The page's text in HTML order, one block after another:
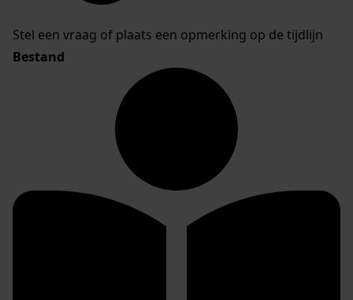
Stel een vraag of plaats een opmerking op de tijdlijn
Bestand